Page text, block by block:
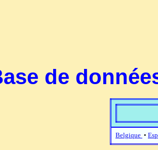
de
Belgique •